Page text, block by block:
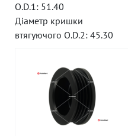
O.D.1: 51.40
Діаметр кришки
втягуючого O.D.2: 45.30